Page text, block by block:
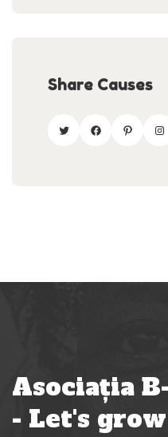
Share Causes
Asociația
- Let's